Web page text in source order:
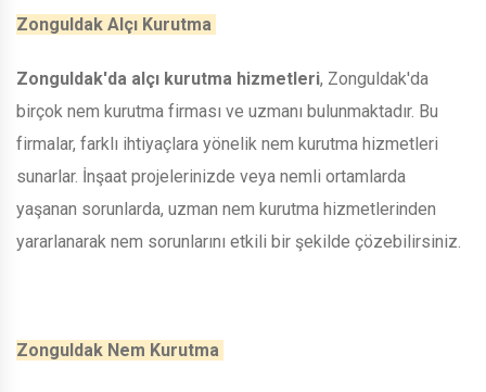
Zonguldak Alçı Kurutma
Zonguldak'da alçı kurutma hizmetleri, Zonguldak'da
birçok nem kurutma firması ve uzmanı bulunmaktadır. Bu
firmalar, farklı ihtiyaçlara yönelik nem kurutma hizmetleri
sunarlar. İnşaat projelerinizde veya nemli ortamlarda
yaşanan sorunlarda, uzman nem kurutma hizmetlerinden
yararlanarak nem sorunlarını etkili bir şekilde çözebilirsiniz.
Zonguldak Nem Kurutma